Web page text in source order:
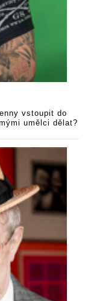
vstoupit do
umělci dělat?